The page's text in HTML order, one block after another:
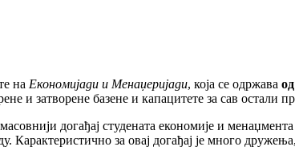
на Економијади и Менаџеријади, која се одржава
и затворене базене и капацитете за сав остали
догађај студената економије и
Карактеристично за овај догађај је много